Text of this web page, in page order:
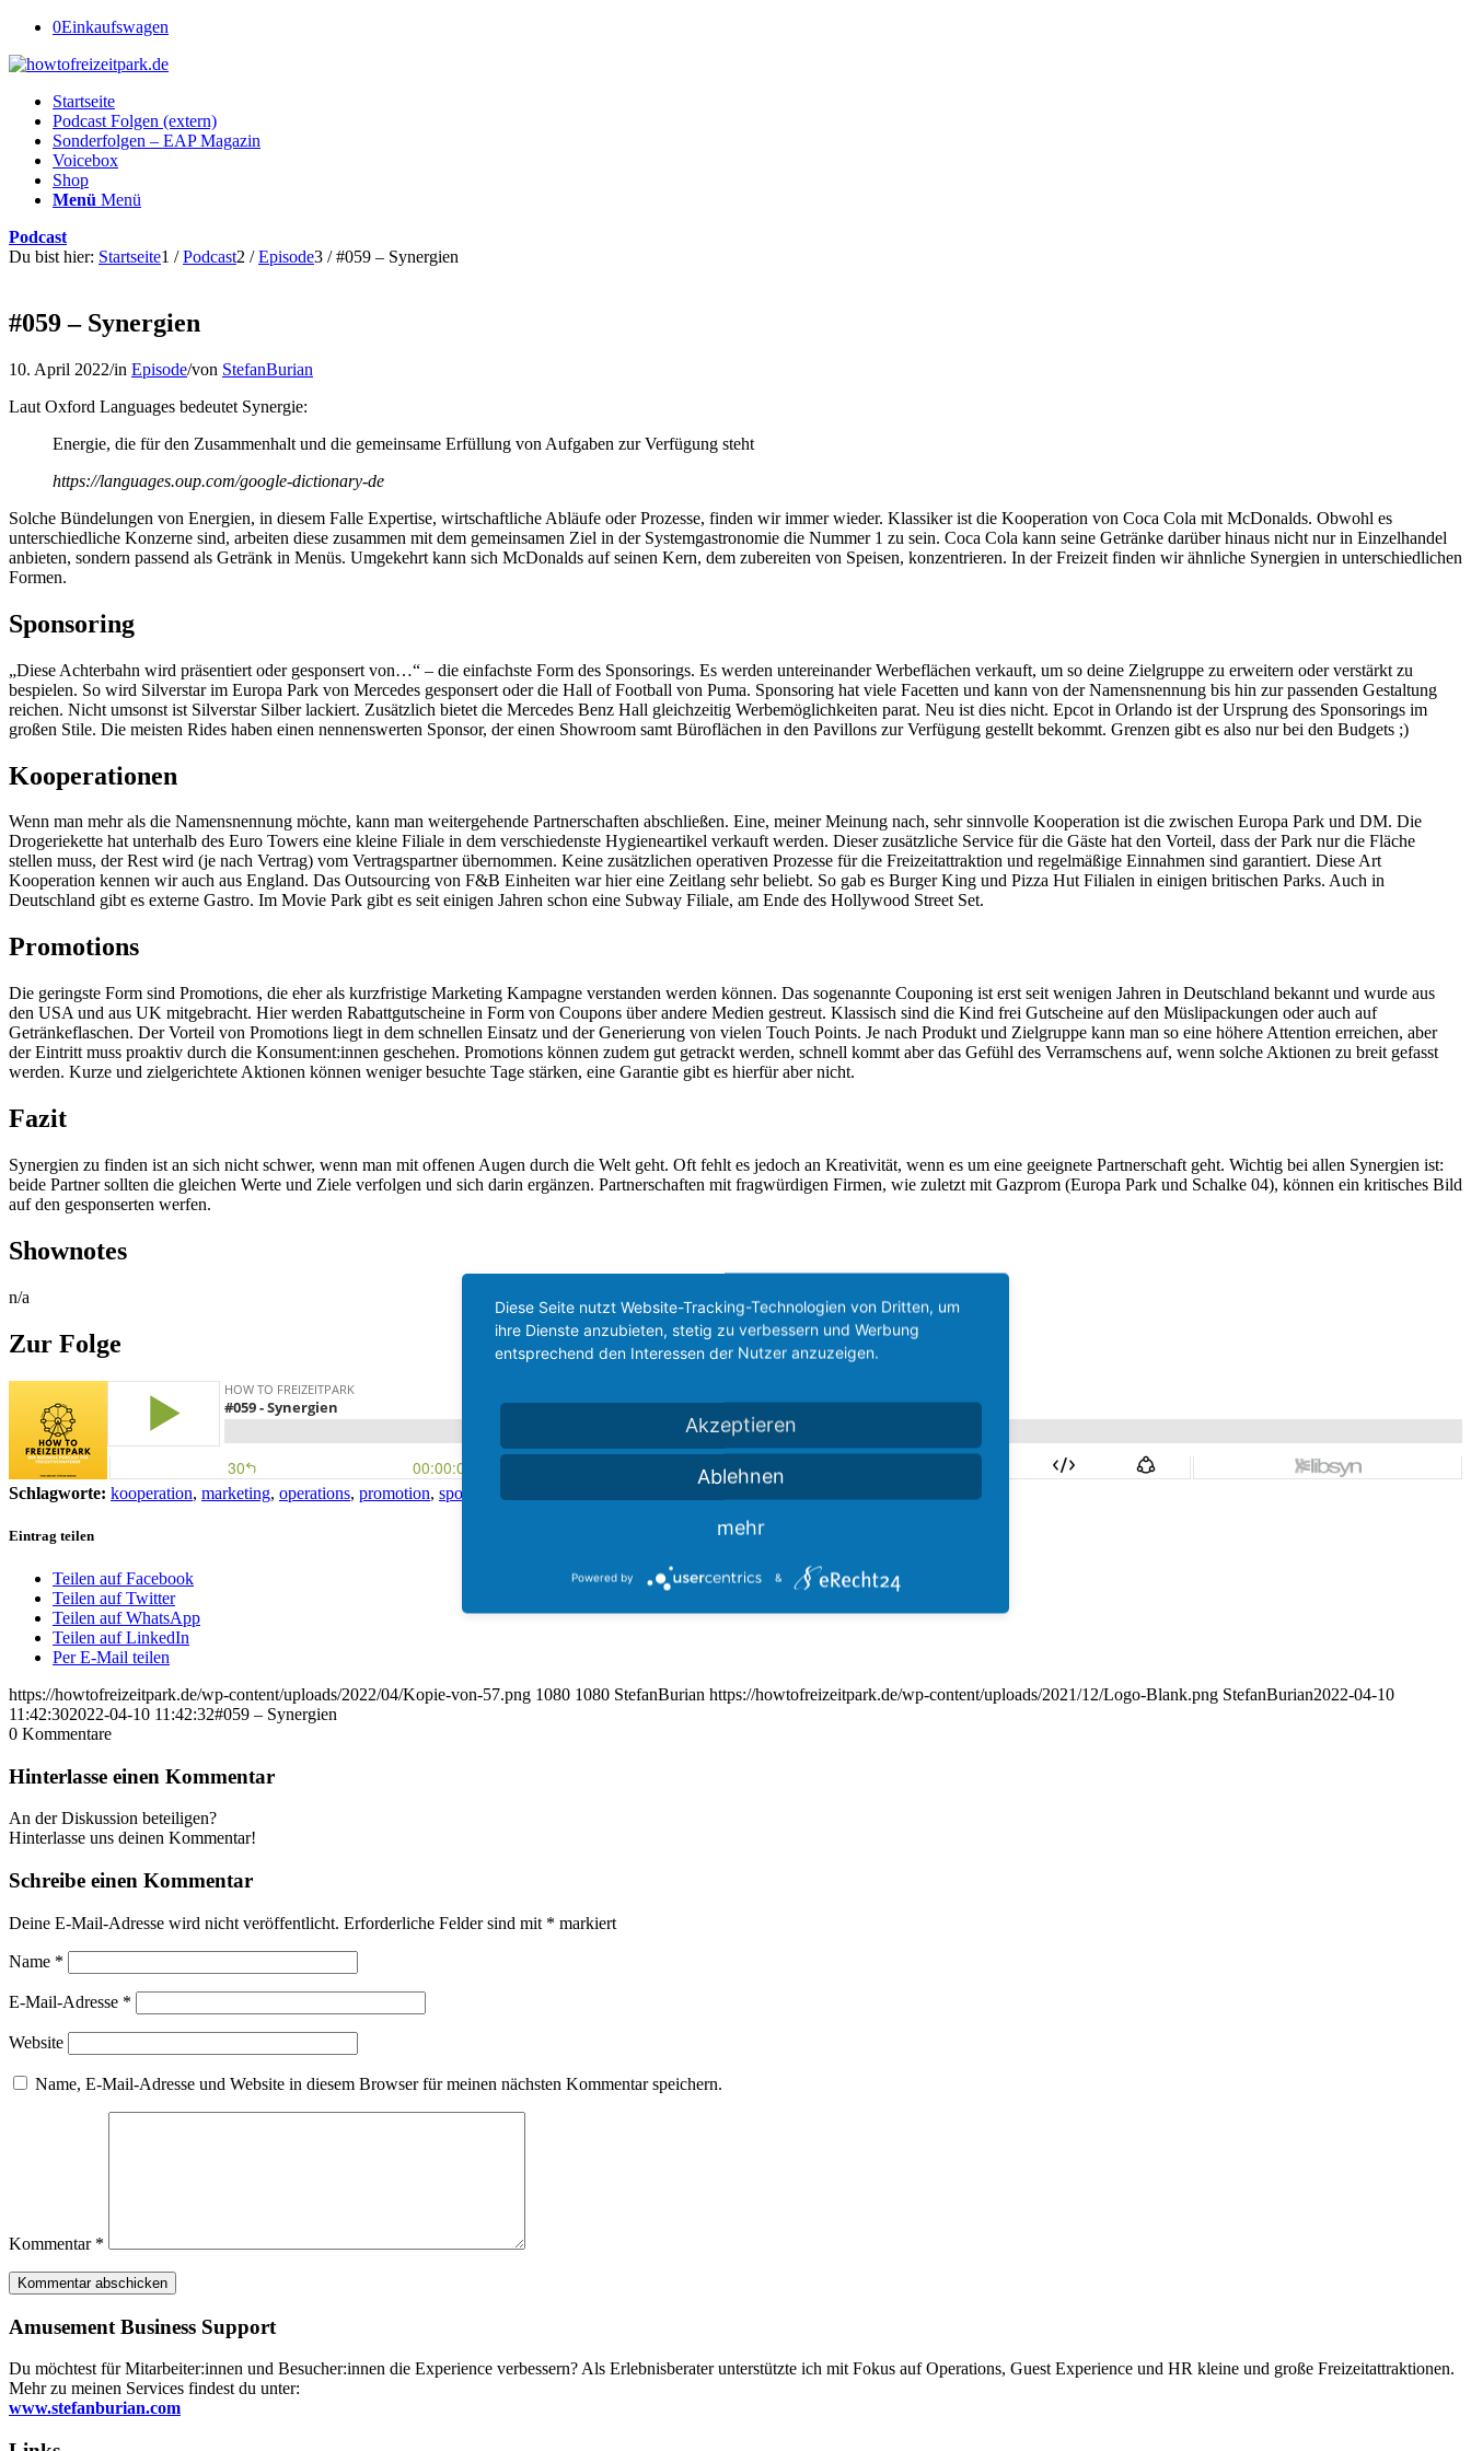
0Einkaufswagen
Startseite
Podcast Folgen (extern)
Sonderfolgen – EAP Magazin
Voicebox
Shop
Menü Menü
Podcast
Du bist hier: Startseite1 / Podcast2 / Episode3 / #059 – Synergien
#059 – Synergien
10. April 2022/in Episode/von StefanBurian
Laut Oxford Languages bedeutet Synergie:
Energie, die für den Zusammenhalt und die gemeinsame Erfüllung von Aufgaben zur Verfügung steht
https://languages.oup.com/google-dictionary-de
Solche Bündelungen von Energien, in diesem Falle Expertise, wirtschaftliche Abläufe oder Prozesse, finden wir immer wieder. Klassiker ist die Kooperation von Coca Cola mit McDonalds. Obwohl es
unterschiedliche Konzerne sind, arbeiten diese zusammen mit dem gemeinsamen Ziel in der Systemgastronomie die Nummer 1 zu sein. Coca Cola kann seine Getränke darüber hinaus nicht nur in Einzelhandel
anbieten, sondern passend als Getränk in Menüs. Umgekehrt kann sich McDonalds auf seinen Kern, dem zubereiten von Speisen, konzentrieren. In der Freizeit finden wir ähnliche Synergien in unterschiedlichen
Formen.
Sponsoring
„Diese Achterbahn wird präsentiert oder gesponsert von…“ – die einfachste Form des Sponsorings. Es werden untereinander Werbeflächen verkauft, um so deine Zielgruppe zu erweitern oder verstärkt zu
bespielen. So wird Silverstar im Europa Park von Mercedes gesponsert oder die Hall of Football von Puma. Sponsoring hat viele Facetten und kann von der Namensnennung bis hin zur passenden Gestaltung
reichen. Nicht umsonst ist Silverstar Silber lackiert. Zusätzlich bietet die Mercedes Benz Hall gleichzeitig Werbemöglichkeiten parat. Neu ist dies nicht. Epcot in Orlando ist der Ursprung des Sponsorings im
großen Stile. Die meisten Rides haben einen nennenswerten Sponsor, der einen Showroom samt Büroflächen in den Pavillons zur Verfügung gestellt bekommt. Grenzen gibt es also nur bei den Budgets ;)
Kooperationen
Wenn man mehr als die Namensnennung möchte, kann man weitergehende Partnerschaften abschließen. Eine, meiner Meinung nach, sehr sinnvolle Kooperation ist die zwischen Europa Park und DM. Die
Drogeriekette hat unterhalb des Euro Towers eine kleine Filiale in dem verschiedenste Hygieneartikel verkauft werden. Dieser zusätzliche Service für die Gäste hat den Vorteil, dass der Park nur die Fläche
stellen muss, der Rest wird (je nach Vertrag) vom Vertragspartner übernommen. Keine zusätzlichen operativen Prozesse für die Freizeitattraktion und regelmäßige Einnahmen sind garantiert. Diese Art
Kooperation kennen wir auch aus England. Das Outsourcing von F&B Einheiten war hier eine Zeitlang sehr beliebt. So gab es Burger King und Pizza Hut Filialen in einigen britischen Parks. Auch in
Deutschland gibt es externe Gastro. Im Movie Park gibt es seit einigen Jahren schon eine Subway Filiale, am Ende des Hollywood Street Set.
Promotions
Die geringste Form sind Promotions, die eher als kurzfristige Marketing Kampagne verstanden werden können. Das sogenannte Couponing ist erst seit wenigen Jahren in Deutschland bekannt und wurde aus
den USA und aus UK mitgebracht. Hier werden Rabattgutscheine in Form von Coupons über andere Medien gestreut. Klassisch sind die Kind frei Gutscheine auf den Müslipackungen oder auch auf
Getränkeflaschen. Der Vorteil von Promotions liegt in dem schnellen Einsatz und der Generierung von vielen Touch Points. Je nach Produkt und Zielgruppe kann man so eine höhere Attention erreichen, aber
der Eintritt muss proaktiv durch die Konsument:innen geschehen. Promotions können zudem gut getrackt werden, schnell kommt aber das Gefühl des Verramschens auf, wenn solche Aktionen zu breit gefasst
werden. Kurze und zielgerichtete Aktionen können weniger besuchte Tage stärken, eine Garantie gibt es hierfür aber nicht.
Fazit
Synergien zu finden ist an sich nicht schwer, wenn man mit offenen Augen durch die Welt geht. Oft fehlt es jedoch an Kreativität, wenn es um eine geeignete Partnerschaft geht. Wichtig bei allen Synergien ist:
beide Partner sollten die gleichen Werte und Ziele verfolgen und sich darin ergänzen. Partnerschaften mit fragwürdigen Firmen, wie zuletzt mit Gazprom (Europa Park und Schalke 04), können ein kritisches Bild
auf den gesponserten werfen.
Shownotes
n/a
Zur Folge
Schlagworte: kooperation, marketing, operations, promotion, sponsoring
Eintrag teilen
Teilen auf Facebook
Teilen auf Twitter
Teilen auf WhatsApp
Teilen auf LinkedIn
Per E-Mail teilen
https://howtofreizeitpark.de/wp-content/uploads/2022/04/Kopie-von-57.png 1080 1080 StefanBurian https://howtofreizeitpark.de/wp-content/uploads/2021/12/Logo-Blank.png StefanBurian2022-04-10
11:42:302022-04-10 11:42:32#059 – Synergien
0 Kommentare
Hinterlasse einen Kommentar
An der Diskussion beteiligen?
Hinterlasse uns deinen Kommentar!
Schreibe einen Kommentar
Deine E-Mail-Adresse wird nicht veröffentlicht. Erforderliche Felder sind mit * markiert
Name *
E-Mail-Adresse *
Website
Name, E-Mail-Adresse und Website in diesem Browser für meinen nächsten Kommentar speichern.
Kommentar *
Amusement Business Support
Du möchtest für Mitarbeiter:innen und Besucher:innen die Experience verbessern? Als Erlebnisberater unterstützte ich mit Fokus auf Operations, Guest Experience und HR kleine und große Freizeitattraktionen.
Mehr zu meinen Services findest du unter:
www.stefanburian.com
Diese Seite nutzt Website-Tracking-Technologien von Dritten, um
ihre Dienste anzubieten, stetig zu verbessern und Werbung
entsprechend den Interessen der Nutzer anzuzeigen.
Akzeptieren
Ablehnen
mehr
Powered by &